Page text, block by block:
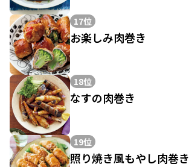
17位
お楽しみ肉巻き
18位
なすの肉巻き
19位
照り焼き風もやし肉巻き